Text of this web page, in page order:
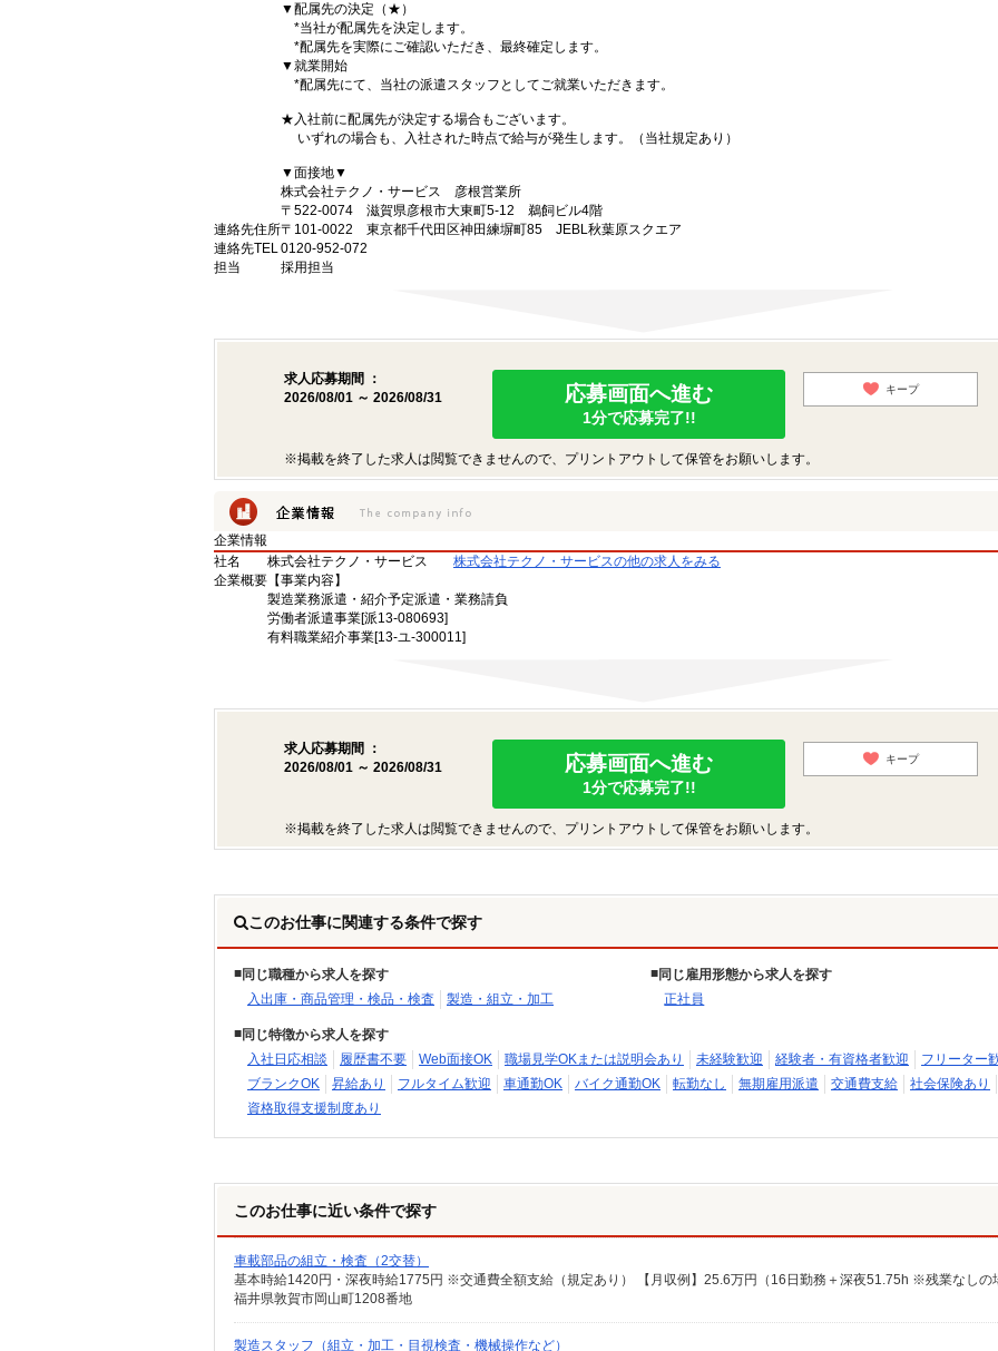
▼配属先の決定（★）
*当社が配属先を決定します。
*配属先を実際にご確認いただき、最終確定します。
▼就業開始
*配属先にて、当社の派遣スタッフとしてご就業いただきます。
★入社前に配属先が決定する場合もございます。
いずれの場合も、入社された時点で給与が発生します。（当社規定あり）
▼面接地▼
株式会社テクノ・サービス 彦根営業所
〒522-0074 滋賀県彦根市大東町5-12 鵜飼ビル4階
連絡先住所〒101-0022 東京都千代田区神田練塀町85 JEBL秋葉原スクエア
連絡先TEL0120-952-072
担当
採用担当
求人応募期間 ：
2026/08/01 ～ 2026/08/31
応募画面へ進む
1分で応募完了!!
キープ
※掲載を終了した求人は閲覧できませんので、プリントアウトして保管をお願いします。
企業情報
社名
株式会社テクノ・サービス
株式会社テクノ・サービスの他の求人をみる
企業概要 【事業内容】
製造業務派遣・紹介予定派遣・業務請負
労働者派遣事業[派13-080693]
有料職業紹介事業[13-ユ-300011]
求人応募期間 ：
2026/08/01 ～ 2026/08/31
応募画面へ進む
1分で応募完了!!
キープ
※掲載を終了した求人は閲覧できませんので、プリントアウトして保管をお願いします。
このお仕事に関連する条件で探す
同じ職種から求人を探す
入出庫・商品管理・検品・検査
製造・組立・加工
同じ雇用形態から求人を探す
正社員
同じ特徴から求人を探す
入社日応相談
履歴書不要 Web面接OK 職場見学OKまたは説明会あり 未経験歓迎 経験者・有資格者歓迎
フリーター
ブランクOK
昇給あり フルタイム歓迎 車通勤OK バイク通勤OK 転勤なし 無期雇用派遣 交通費支給
社会保険あり
資格取得支援制度あり
このお仕事に近い条件で探す
車載部品の組立・検査（2交替）
基本時給1420円・深夜時給1775円 ※交通費全額支給（規定あり） 【月収例】25.6万円（16日勤務＋深夜51.75h ※残業なしの
福井県敦賀市岡山町1208番地
製造スタッフ（組立・加工・目視検査・機械操作など）